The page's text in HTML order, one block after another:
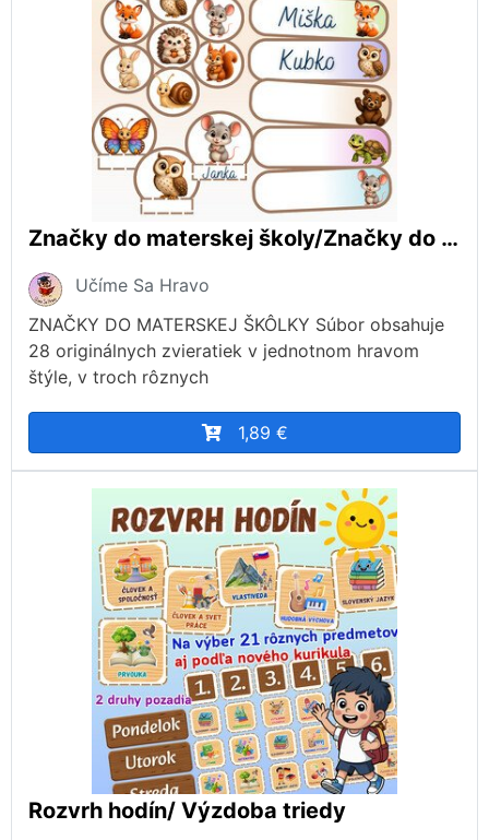
Značky do materskej školy/Značky do škôlky/Menovky
Učíme Sa Hravo
ZNAČKY DO MATERSKEJ ŠKÔLKY Súbor obsahuje
28 originálnych zvieratiek v jednotnom hravom
štýle, v troch rôznych
1,89 €
Rozvrh hodín/ Výzdoba triedy